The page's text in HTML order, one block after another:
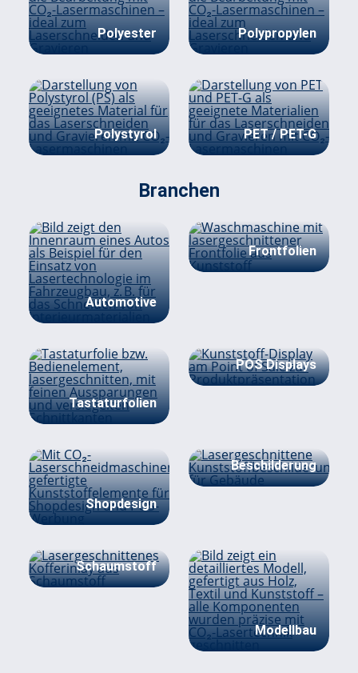
Polyester Polypropylen
Polystyrol PET / PET-G
Branchen
Automotive
Frontfolien
Tastaturfolien
POS Displays
Shopdesign
Beschilderung
Schaumstoff
Modellbau